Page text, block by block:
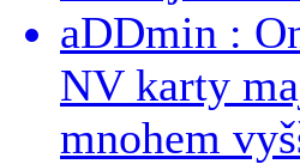
aDDmin :
NV karty
mnohem